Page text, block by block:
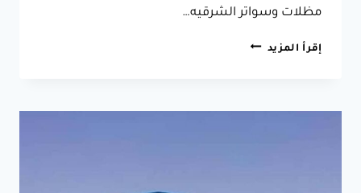
مظلات وسواتر الشرقيه…
إقرأ المزيد مظلات
جوال:0533038309